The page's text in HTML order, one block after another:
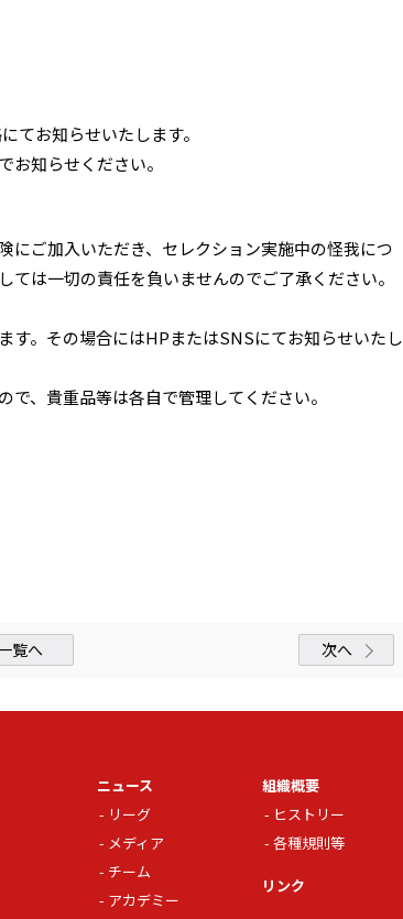
てお知らせいたします。
知らせください。
にご加入いただき、セレクション実施中の怪我につ
は一切の責任を負いませんのでご了承ください。
。その場合にはHPまたはSNSにてお知らせいたし
、貴重品等は各自で管理してください。
覧へ 次へ
ニュース
リーグ
メディア
チーム
アカデミー
組織概要
ヒストリー
各種規則等
リンク